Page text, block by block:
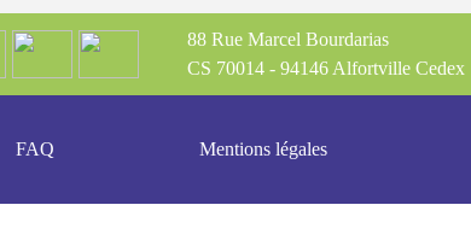
88 Rue Marcel Bourdarias
CS 70014 - 94146 Alfortville Cedex
FAQ Mentions légales